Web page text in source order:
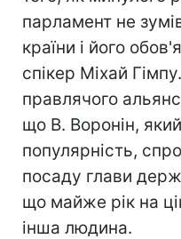
парламент не
країни і його
спікер Міхай
правлячого
що В. Воронін,
популярність,
посаду глави
що майже рік на
інша людина.